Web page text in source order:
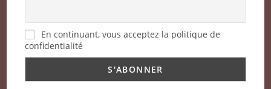
En continuant, vous acceptez la politique de
confidentialité